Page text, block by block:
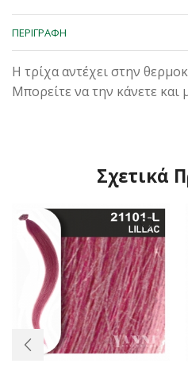
ΠΕΡΙΓΡΑΦΉ
Η τρίχα αντέχει στην
Μπορείτε να την κάνετε και
Σχετικά